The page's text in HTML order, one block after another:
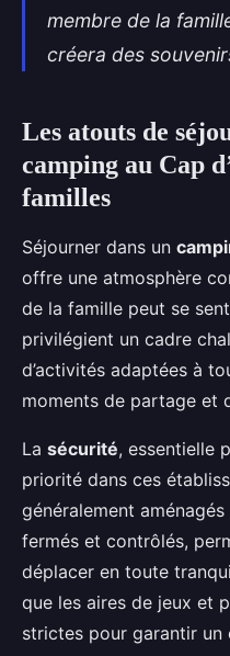
membre de la
créera des
Les atouts de
camping au Cap
familles
Séjourner dans un
offre une atmosphère
de la famille peut se
privilégient un cadre
d’activités adaptées à
moments de partage et
La sécurité, essentielle
priorité dans ces
généralement
fermés et contrôlés,
déplacer en toute
que les aires de jeux et
strictes pour garantir un